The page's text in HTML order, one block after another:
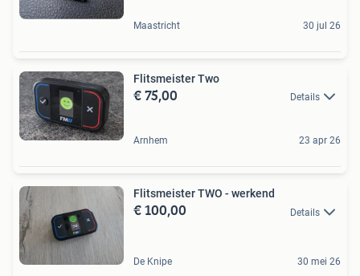
Maastricht 30 jul 26
Flitsmeister Two
€ 75,00 Details
Arnhem 23 apr 26
Flitsmeister TWO - werkend
€ 100,00 Details
De Knipe 30 mei 26